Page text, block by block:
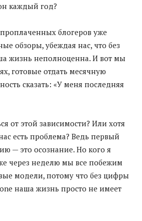
каждый год?
блогеров уже
обзоры, убеждая нас, что без
жизнь неполноценна. И вот мы
готовые отдать месячную
сказать: «У меня последняя
от этой зависимости? Или хотя
есть проблема? Ведь первый
— это осознание. Но кого я
через неделю мы все побежим
модели, потому что без цифры
наша жизнь просто не имеет